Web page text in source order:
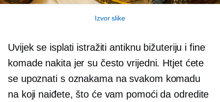
Izvor slike
Uvijek se isplati istražiti antiknu bižuteriju i fine
komade nakita jer su često vrijedni. Htjet ćete
se upoznati s oznakama na svakom komadu
na koji naiđete, što će vam pomoći da odredite